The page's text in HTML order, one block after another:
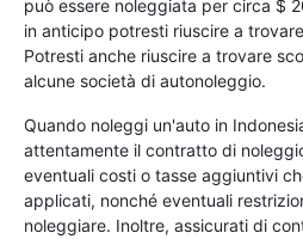
può essere noleggiata per circa $
in anticipo potresti riuscire a
Potresti anche riuscire a trovare
alcune società di autonoleggio.
Quando noleggi un'auto in
attentamente il contratto di
eventuali costi o tasse aggiuntivi
applicati, nonché eventuali
noleggiare. Inoltre, assicurati di